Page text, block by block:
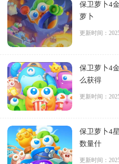
保卫萝卜4
萝卜
更新时间：
保卫萝卜4
么获得
更新时间：
保卫萝卜4
数量什
更新时间：